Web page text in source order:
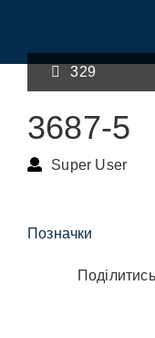
329
3687-5
Super User
Позначки